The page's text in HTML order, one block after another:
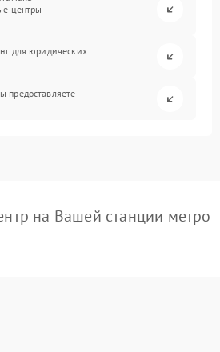
центры
для юридических
предоставляете
на Вашей станции метро